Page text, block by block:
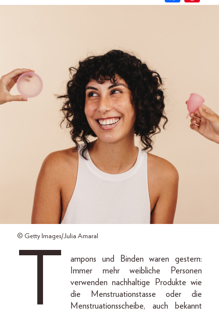
© Getty Images/Julia Amaral
ampons und Binden waren gestern:
Immer mehr weibliche Personen
verwenden nachhaltige Produkte wie
die Menstruationstasse oder die
Menstruationsscheibe, auch bekannt